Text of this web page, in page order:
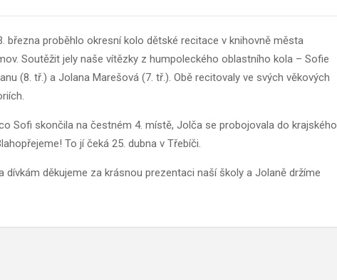
března proběhlo okresní kolo dětské recitace v knihovně města
Soutěžit jely naše vítězky z humpoleckého oblastního kola – Sofie
(8. tř.) a Jolana Marešová (7. tř.). Obě recitovaly ve svých věkových
Sofi skončila na čestném 4. místě, Jolča se probojovala do krajského
To jí čeká 25. dubna v Třebíči.
dívkám děkujeme za krásnou prezentaci naší školy a Jolaně držíme